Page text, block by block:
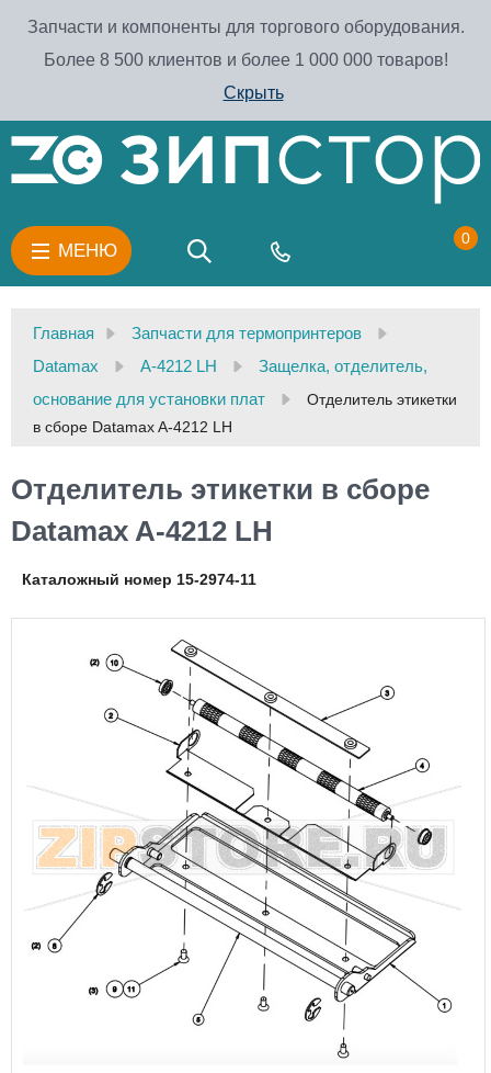
Запчасти и компоненты для торгового оборудования.
Более 8 500 клиентов и более 1 000 000 товаров!
Скрыть
МЕНЮ
0
Главная
Запчасти для термопринтеров
Datamax
A-4212 LH
Защелка, отделитель,
основание для установки плат
Отделитель этикетки
в сборе Datamax A-4212 LH
Отделитель этикетки в сборе
Datamax A-4212 LH
Каталожный номер 15-2974-11